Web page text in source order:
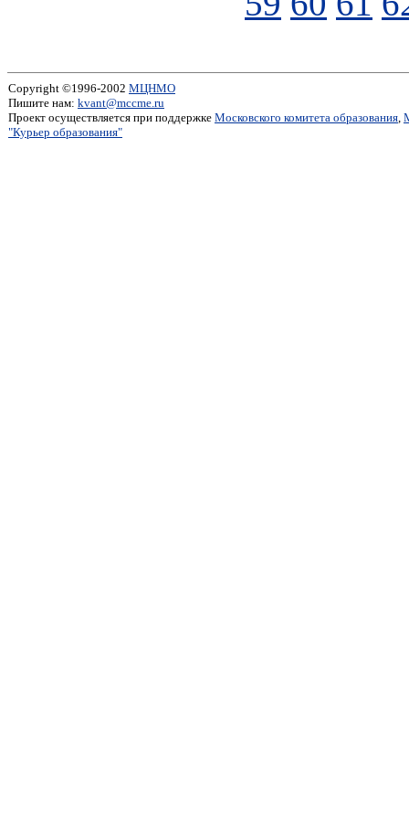
Copyright ©1996-2002 МЦНМО
Пишите нам: kvant@mccme.ru
Проект осуществляется при поддержке Московского комитета образования,
"Курьер образования"